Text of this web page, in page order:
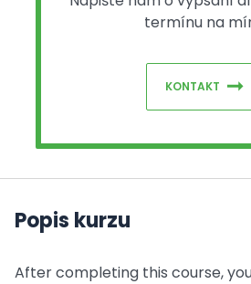
termínu na
KONTAKT
Popis kurzu
After completing this course,